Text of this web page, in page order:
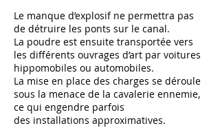
Le manque d’explosif ne permettra pas
de détruire les ponts sur le canal.
La poudre est ensuite transportée vers
les différents ouvrages d’art par voitures
hippomobiles ou automobiles.
La mise en place des charges se déroule
sous la menace de la cavalerie ennemie,
ce qui engendre parfois
des installations approximatives.